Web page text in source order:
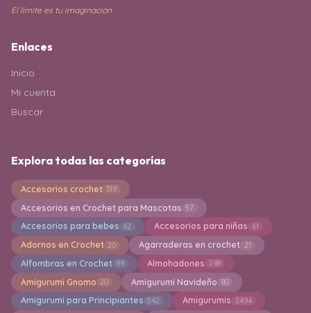
El límite es tu imaginación
Enlaces
Inicio
Mi cuenta
Buscar
Explora todas las categorías
Accesorios crochet 319
Accesorios en Crochet para Mascotas 57
Accesorios para bebes 62 Accesorios para niñas 61
Adornos en Crochet 20 Agarraderas en crochet 21
Alfombras en Crochet 99 Almohadones 248
Amigurumi Gnomo 20 Amigurumi Navideño 80
Amigurumi para Principiantes 542 Amigurumis 2494